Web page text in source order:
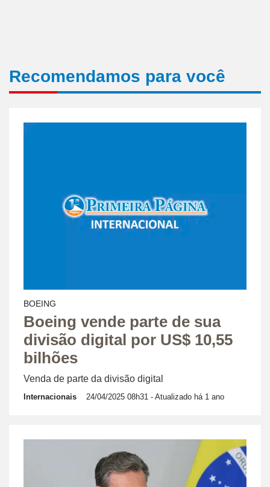
Recomendamos para você
BOEING
Boeing vende parte de sua
divisão digital por US$ 10,55
bilhões
Venda de parte da divisão digital
Internacionais 24/04/2025 08h31 - Atualizado há 1 ano